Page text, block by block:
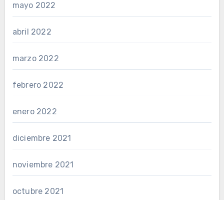
mayo 2022
abril 2022
marzo 2022
febrero 2022
enero 2022
diciembre 2021
noviembre 2021
octubre 2021